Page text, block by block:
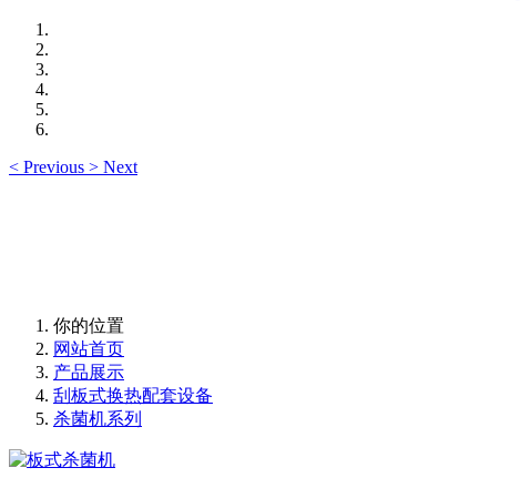
< Previous > Next
你的位置
网站首页
产品展示
刮板式换热配套设备
杀菌机系列